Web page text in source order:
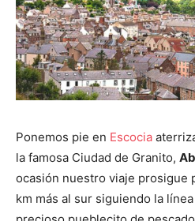
Ponemos pie en Escocia
la famosa Ciudad de Granito,
ocasión nuestro viaje prosigue
km más al sur siguiendo la